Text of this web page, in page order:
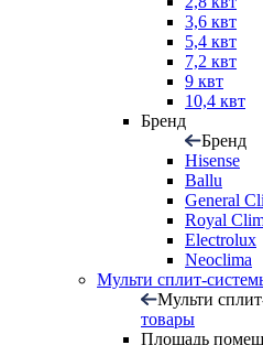
3,6 квт
5,4 квт
7,2 квт
9 квт
10,4 квт
Бренд
Бренд
Hisense
Ballu
General
Royal
Electrolux
Neoclima
Мульти сплит-
Мульти
товары
Площадь